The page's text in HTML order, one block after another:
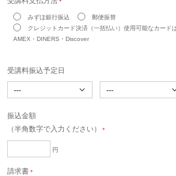
みずほ銀行振込
郵便振替
クレジットカード決済（一括払い）使用可能なカード
AMEX・DINERS・Discover
受講料振込予定日
振込金額
（半角数字で入力ください）
＊
円
請求書 ＊